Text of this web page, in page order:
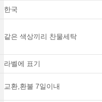
한국
같은 색상끼리 찬물세탁
라벨에 표기
교환,환불 7일이내